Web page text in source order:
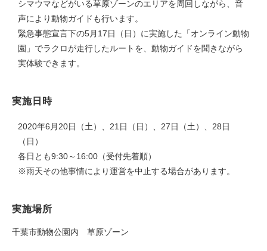
シマウマなどがいる草原ゾーンのエリアを周回しながら、音
声により動物ガイドも行います。
緊急事態宣言下の5月17日（日）に実施した「オンライン動物
園」でラクロが走行したルートを、動物ガイドを聞きながら
実体験できます。
実施日時
2020年6月20日（土）、21日（日）、27日（土）、28日
（日）
各日とも9:30～16:00（受付先着順）
※雨天その他事情により運営を中止する場合があります。
実施場所
千葉市動物公園内 草原ゾーン